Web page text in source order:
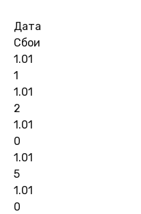
Дата
Сбои
1.01
1
1.01
2
1.01
0
1.01
5
1.01
0